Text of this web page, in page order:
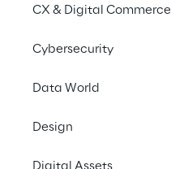
CX & Digital Commerce
Cybersecurity
Data World
Design